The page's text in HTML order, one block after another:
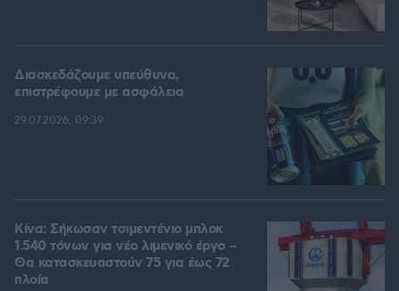
Διασκεδάζουμε υπεύθυνα,
επιστρέφουμε με ασφάλεια
29.07.2026, 09:39
Κίνα: Σήκωσαν τσιμεντένιο μπλοκ
1.540 τόνων για νέο λιμενικό έργο –
Θα κατασκευαστούν 75 για έως 72
πλοία